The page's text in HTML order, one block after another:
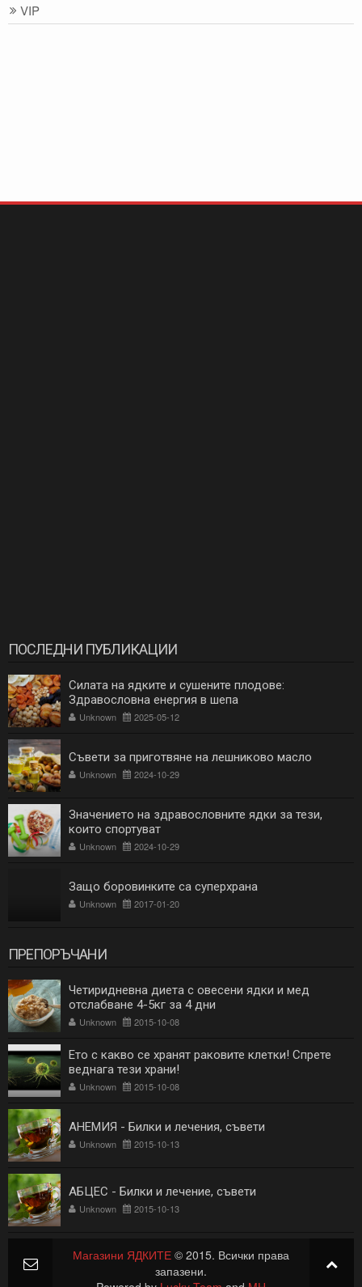
VIP
ПОСЛЕДНИ ПУБЛИКАЦИИ
Силата на ядките и сушените плодове:
Здравословна енергия в шепа
Unknown 2025-05-12
Съвети за приготвяне на лешниково масло
Unknown 2024-10-29
Значението на здравословните ядки за тези,
които спортуват
Unknown 2024-10-29
Защо боровинките са суперхрана
Unknown 2017-01-20
ПРЕПОРЪЧАНИ
Четиридневна диета с овесени ядки и мед
отслабване 4-5кг за 4 дни
Unknown 2015-10-08
Ето с какво се хранят раковите клетки! Спрете
веднага тези храни!
Unknown 2015-10-08
АНЕМИЯ - Билки и лечения, съвети
Unknown 2015-10-13
АБЦЕС - Билки и лечение, съвети
Unknown 2015-10-13
Магазини ЯДКИТЕ © 2015. Всички права
запазени.